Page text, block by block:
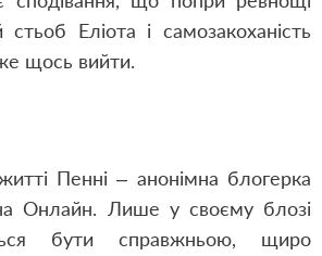
стьоб Еліота і самозакоханість
щось вийти.
Пенні – анонімна блогерка
Онлайн. Лише у своєму блозі
бути справжньою, щиро